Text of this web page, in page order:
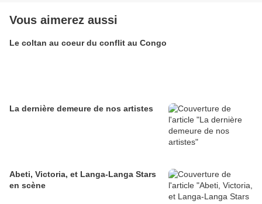
Vous aimerez aussi
Le coltan au coeur du conflit au Congo
La dernière demeure de nos artistes
Abeti, Victoria, et Langa-Langa Stars
en scène